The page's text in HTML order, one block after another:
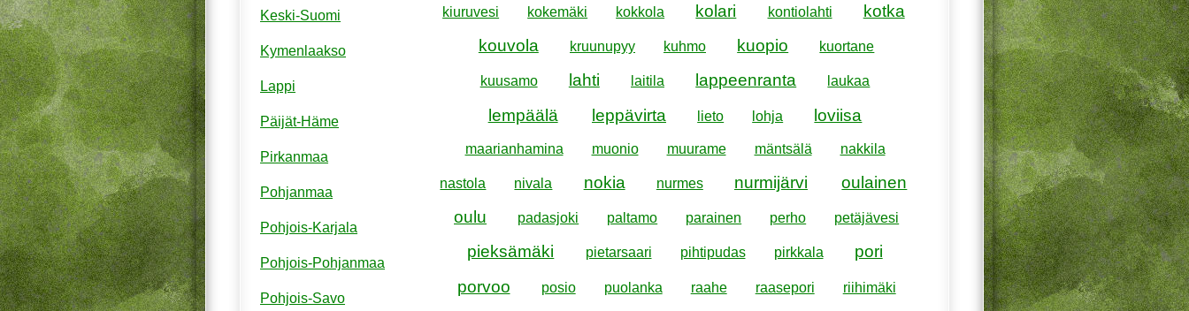
kiuruvesi kokemäki kokkola kolari kontiolahti
kotka
kouvola
kruunupyy kuhmo kuopio kuortane
kuusamo lahti laitila lappeenranta laukaa
lempäälä leppävirta lieto lohja loviisa
maarianhamina muonio muurame mäntsälä nakkila
nastola nivala nokia nurmes nurmijärvi
oulainen
oulu
padasjoki paltamo parainen perho petäjävesi
pieksämäki pietarsaari pihtipudas pirkkala
pori
porvoo
posio puolanka raahe raasepori riihimäki
Keski-Suomi
Kymenlaakso
Lappi
Päijät-Häme
Pirkanmaa
Pohjanmaa
Pohjois-Karjala
Pohjois-Pohjanmaa
Pohjois-Savo